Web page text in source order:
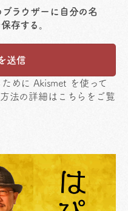
ラウザーに自分の名
存する。
めに Akismet を使って
法の詳細はこちらをご覧